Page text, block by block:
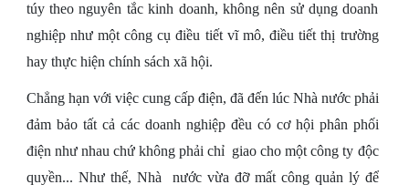
túy theo nguyên tắc kinh doanh, không nên sử dụng doanh
nghiệp như một công cụ điều tiết vĩ mô, điều tiết thị trường
hay thực hiện chính sách xã hội.
Chẳng hạn với việc cung cấp điện, đã đến lúc Nhà nước phải
đảm bảo tất cả các doanh nghiệp đều có cơ hội phân phối
điện như nhau chứ không phải chỉ giao cho một công ty độc
quyền... Như thế, Nhà nước vừa đỡ mất công quản lý để